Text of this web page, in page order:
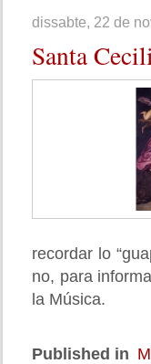
dissabte, 22 de
Santa
recordar lo
no, para
la Música.
Published in